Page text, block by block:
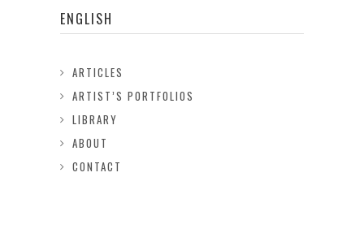
ENGLISH
ARTICLES
ARTIST’S PORTFOLIOS
LIBRARY
ABOUT
CONTACT